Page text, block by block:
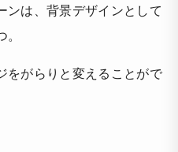
ンは、背景デザインとして
をがらりと変えることがで